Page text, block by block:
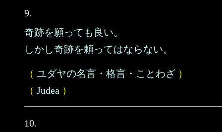
9.
奇跡を願っても良い。
しかし奇跡を頼ってはならない。
（ ユダヤの名言・格言・ことわざ ）
（ Judea ）
10.